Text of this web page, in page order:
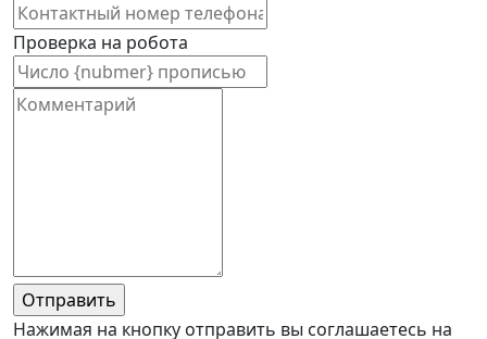
Проверка на робота
Нажимая на кнопку отправить вы соглашаетесь на